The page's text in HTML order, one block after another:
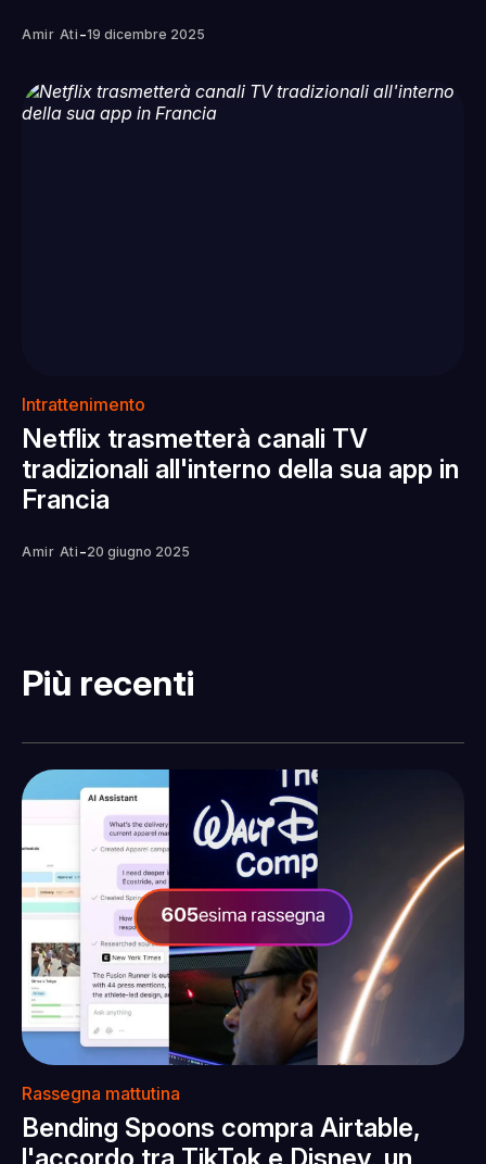
Amir Ati -19 dicembre 2025
Intrattenimento
Netflix trasmetterà canali TV
tradizionali all'interno della sua app in
Francia
Amir Ati -20 giugno 2025
Più recenti
Rassegna mattutina
Bending Spoons compra Airtable,